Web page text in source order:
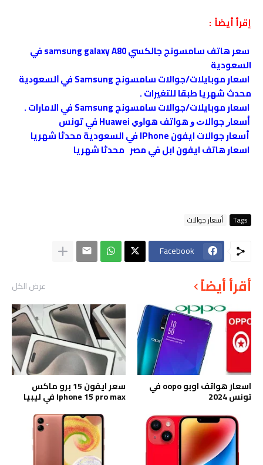
إقرأ أيضاً :
سعر هاتف سامسونج جالكسي samsung galaxy A80 في
السعودية
اسعار موبايلات/جوالات سامسونج Samsung ﻓﻲ ﺍﻟﺴﻌﻮﺩﻳﺔ
محدث شهريا طبقا للتغيرات .
اسعار موبايلات/جوالات سامسونج Samsung في الامارات .
ﺃﺳﻌﺎﺭ ﺟﻮﺍﻻﺕ ﻭ ﻫﻮﺍﺗﻒ ﻫﻮﺍﻭﻱ Huawei ﻓﻲ ﺗﻮﻧﺲ
أسعار جوالات ايفون IPhone في السعودية محدثا شهريا
اسعار هاتف ايفون ابل في ﻣﺼﺮ محدثا شهريا
Tags أسعار جوالات
Facebook
أقرأ أيضاً عرض الكل
اسعار هواتف اوبو oopo في
تونس 2024
سعر ايفون 15 برو ماكس
Iphone 15 pro max في ليبيا